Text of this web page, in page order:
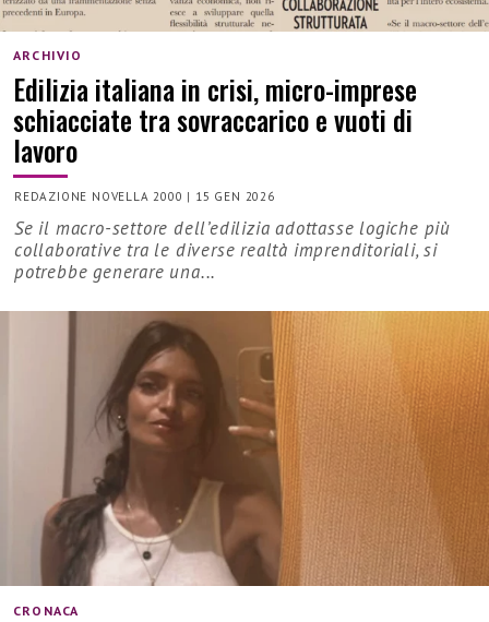
ARCHIVIO
Edilizia italiana in crisi, micro-imprese
schiacciate tra sovraccarico e vuoti di
lavoro
REDAZIONE NOVELLA 2000 | 15 GEN 2026
Se il macro-settore dell’edilizia adottasse logiche più
collaborative tra le diverse realtà imprenditoriali, si
potrebbe generare una...
CRONACA